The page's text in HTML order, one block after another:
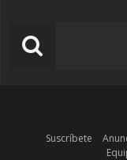
Suscríbete